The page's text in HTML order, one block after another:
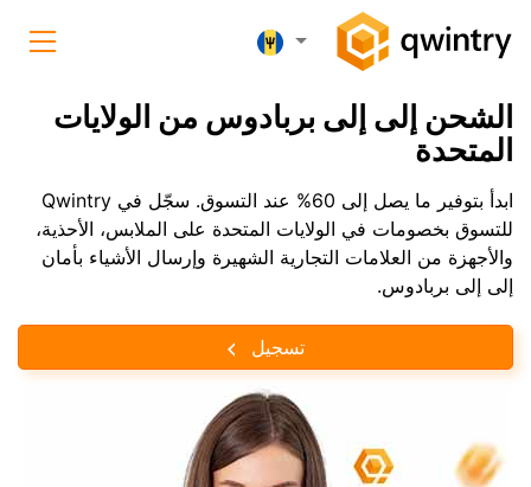
الشحن إلى إلى بربادوس من الولايات
المتحدة
ابدأ بتوفير ما يصل إلى 60% عند التسوق. سجّل في Qwintry
للتسوق بخصومات في الولايات المتحدة على الملابس، الأحذية،
والأجهزة من العلامات التجارية الشهيرة وإرسال الأشياء بأمان
إلى إلى بربادوس.
تسجيل